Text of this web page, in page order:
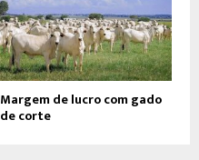
Margem de lucro com gado
de corte